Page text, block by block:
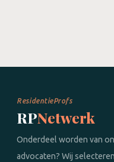
ResidentieProfs
RPNetwerk
Onderdeel worden van
advocaten? Wij